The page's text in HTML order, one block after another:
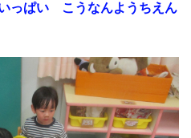
っぱい こうなんようちえん
Next
会学校教育部